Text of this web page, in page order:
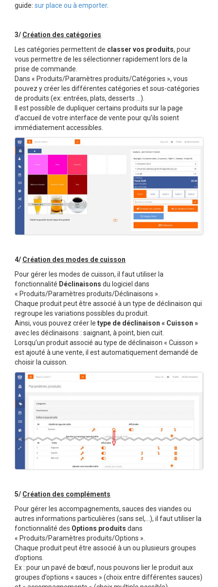
guide: sur place ou à emporter.
3/ Création des catégories
Les catégories permettent de classer vos produits, pour
vous permettre de les sélectionner rapidement lors de la
prise de commande.
Dans « Produits/Paramètres produits/Catégories », vous
pouvez y créer les différentes catégories et sous-catégories
de produits (ex: entrées, plats, desserts …).
Il est possible de dupliquer certains produits sur la page
d’accueil de votre interface de vente pour qu’ils soient
immédiatement accessibles.
4/ Création des modes de cuisson
Pour gérer les modes de cuisson, il faut utiliser la
fonctionnalité Déclinaisons du logiciel dans
« Produits/Paramètres produits/Déclinaisons ».
Chaque produit peut être associé à un type de déclinaison qui
regroupe les variations possibles du produit.
Ainsi, vous pouvez créer le type de déclinaison « Cuisson »
avec les déclinaisons : saignant, à point, bien cuit.
Lorsqu’un produit associé au type de déclinaison « Cuisson »
est ajouté à une vente, il est automatiquement demandé de
choisir la cuisson.
5/ Création des compléments
Pour gérer les accompagnements, sauces des viandes ou
autres informations particulières (sans sel,…), il faut utiliser la
fonctionnalité des Options produits dans
« Produits/Paramètres produits/Options ».
Chaque produit peut être associé à un ou plusieurs groupes
d’options.
Ex : pour un pavé de bœuf, nous pouvons lier le produit aux
groupes d’options « sauces » (choix entre différentes sauces)